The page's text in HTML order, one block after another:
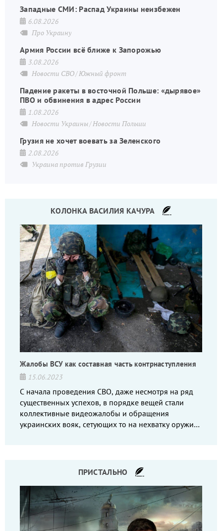
Западные СМИ: Распад Украины неизбежен
6.08.2026
Про Украину
Армия России всё ближе к Запорожью
3.08.2026
Новости СВО Южный фронт
Падение ракеты в восточной Польше: «дырявое»
ПВО и обвинения в адрес России
1.08.2026
Новости Украины Новости Польши
Грузия не хочет воевать за Зеленского
2.08.2026
Украина против Грузии
КОЛОНКА ВАСИЛИЯ КАЧУРА
Жалобы ВСУ как составная часть контрнаступления
15.06.2023
С начала проведения СВО, даже несмотря на ряд
существенных успехов, в порядке вещей стали
коллективные видеожалобы и обращения
украинских вояк, сетующих то на нехватку оружия,
ПРИСТАЛЬНО